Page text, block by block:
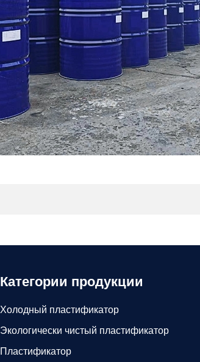
Категории продукции
Холодный пластификатор
Экологически чистый пластификатор
Пластификатор